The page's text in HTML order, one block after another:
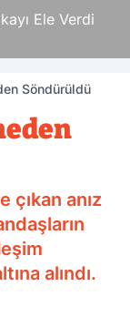
Ele Verdi
Söndürüldü
çıkan anız
alındı.